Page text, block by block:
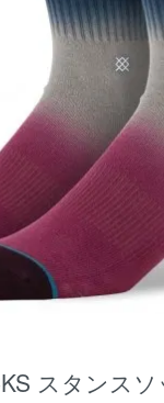
スタンス